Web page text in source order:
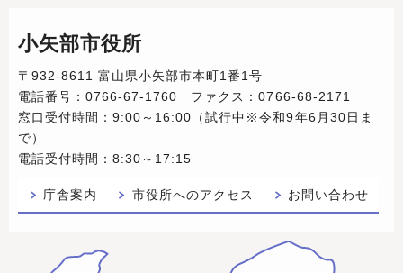
小矢部市役所
〒932-8611 富山県小矢部市本町1番1号
電話番号：0766-67-1760 ファクス：0766-68-2171
窓口受付時間：9:00～16:00（試行中※令和9年6月30日ま
で）
電話受付時間：8:30～17:15
庁舎案内 市役所へのアクセス お問い合わせ